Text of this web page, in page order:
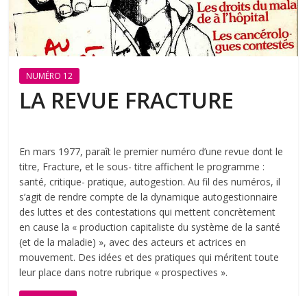
NUMÉRO 12
LA REVUE FRACTURE
En mars 1977, paraît le premier numéro d’une revue dont le
titre, Fracture, et le sous- titre affichent le programme :
santé, critique- pratique, autogestion. Au fil des numéros, il
s’agit de rendre compte de la dynamique autogestionnaire
des luttes et des contestations qui mettent concrètement
en cause la « production capitaliste du système de la santé
(et de la maladie) », avec des acteurs et actrices en
mouvement. Des idées et des pratiques qui méritent toute
leur place dans notre rubrique « prospectives ».